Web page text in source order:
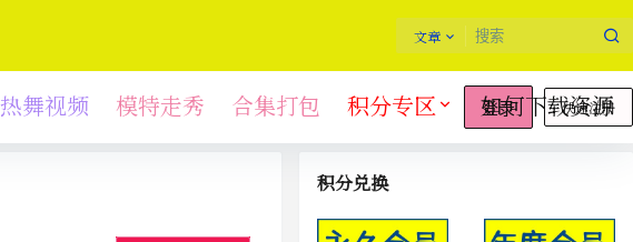
文章
登录 快速注册
热舞视频 模特走秀 合集打包 积分专区 如何下载资源
积分兑换